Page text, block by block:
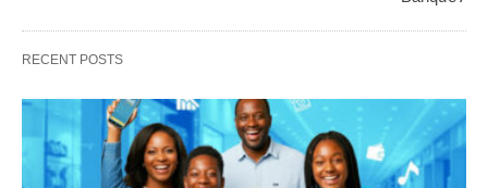
d’inclusion financière avec…
RECENT POSTS